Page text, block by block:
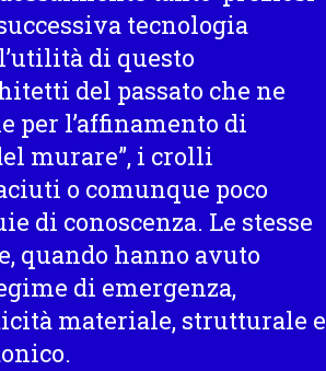
tecnologia
di questo
del passato che ne
per l’affinamento di
murare”, i crolli
o comunque poco
di conoscenza. Le stesse
quando hanno avuto
di emergenza,
materiale, strutturale e